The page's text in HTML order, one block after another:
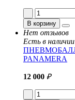
В корзину
Нет отзывов
Есть в наличии
PANAMERA
12 000 ₽